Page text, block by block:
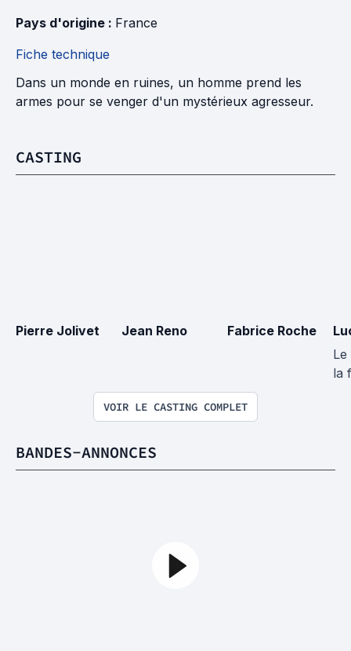
Pays d'origine : France
Fiche technique
Dans un monde en ruines, un homme prend les
armes pour se venger d'un mystérieux agresseur.
CASTING
Pierre Jolivet Jean Reno Fabrice Roche
la
VOIR LE CASTING COMPLET
BANDES-ANNONCES